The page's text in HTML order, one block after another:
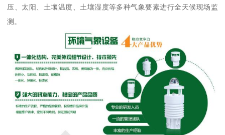
压、太阳、土壤温度、土壤湿度等多种气象要素进行全天候现场监
测。